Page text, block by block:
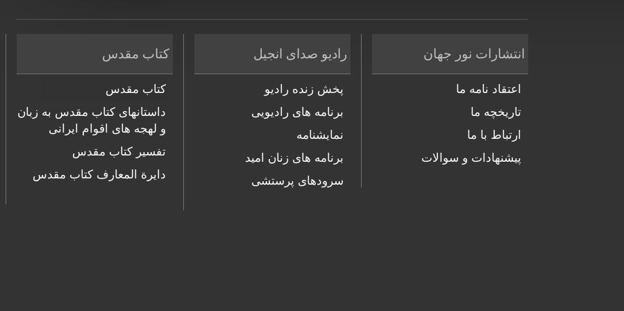
انتشارات نور جهان
اعتقاد نامه ما
تاریخچه ما
ارتباط با ما
پیشنهادات و سوالات
رادیو صدای انجیل
پخش زنده رادیو
برنامه های رادیویی
نمایشنامه
برنامه های زنان امید
سرودهای پرستشی
کتاب مقدس
کتاب مقدس
داستانهای کتاب مقدس به زبان
و لهجه های اقوام ایرانی
تفسیر کتاب مقدس
دایرة المعارف کتاب مقدس